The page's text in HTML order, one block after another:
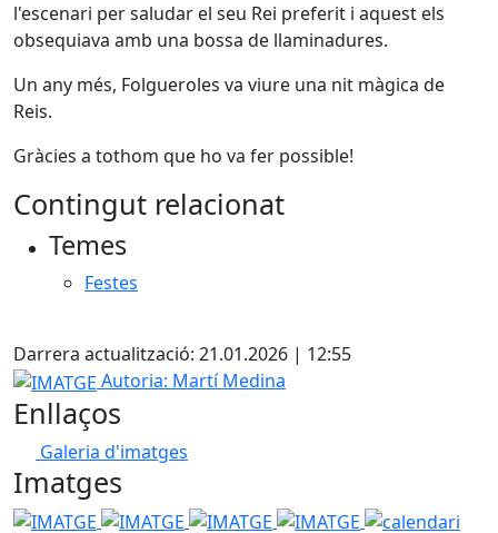
l'escenari per saludar el seu Rei preferit i aquest els
obsequiava amb una bossa de llaminadures.
Un any més, Folgueroles va viure una nit màgica de
Reis.
Gràcies a tothom que ho va fer possible!
Contingut relacionat
Temes
Festes
Darrera actualització: 21.01.2026 | 12:55
IMATGE
Autoria: Martí Medina
Enllaços
Galeria d'imatges
Imatges
IMATGE IMATGE IMATGE IMATGE calendari